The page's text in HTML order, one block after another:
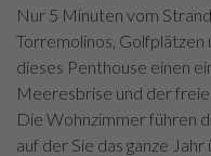
Nur 5 Minuten vom
Torremolinos,
dieses Penthouse einen
Meeresbrise und der
Die Wohnzimmer führen
auf der Sie das ganze